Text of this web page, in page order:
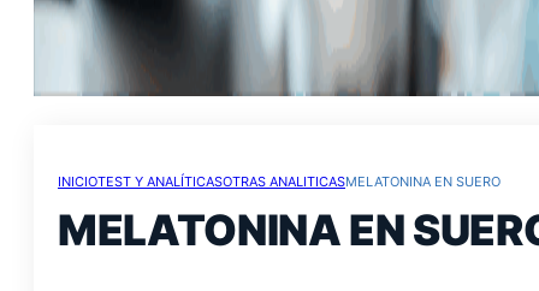
INICIOTEST Y ANALÍTICASOTRAS ANALITICASMELATONINA EN SUERO
MELATONINA EN